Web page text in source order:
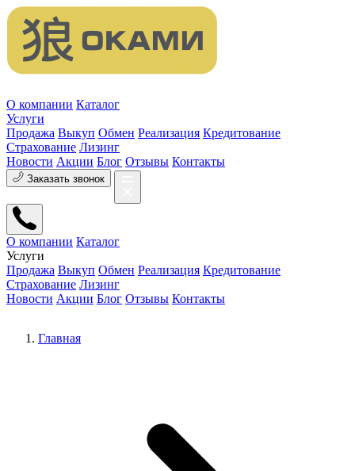
О компании Каталог
Услуги
Продажа Выкуп Обмен Реализация Кредитование
Страхование Лизинг
Новости Акции Блог Отзывы Контакты
Заказать звонок
О компании Каталог
Услуги
Продажа Выкуп Обмен Реализация Кредитование
Страхование Лизинг
Новости Акции Блог Отзывы Контакты
Главная